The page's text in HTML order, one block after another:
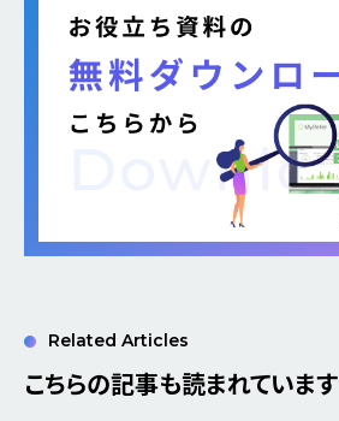
Related Articles
こちらの記事も読まれています